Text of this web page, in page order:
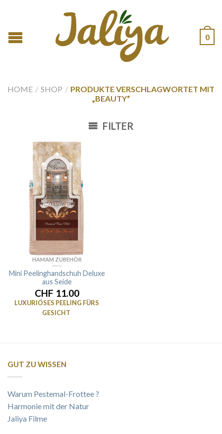
0
HOME / SHOP / PRODUKTE VERSCHLAGWORTET MIT
„BEAUTY“
FILTER
HAMAM ZUBEHÖR
Mini Peelinghandschuh Deluxe
aus Seide
CHF 11.00
LUXURIÖSES PEELING FÜRS
GESICHT
GUT ZU WISSEN
Warum Pestemal-Frottee ?
Harmonie mit der Natur
Jaliya Filme